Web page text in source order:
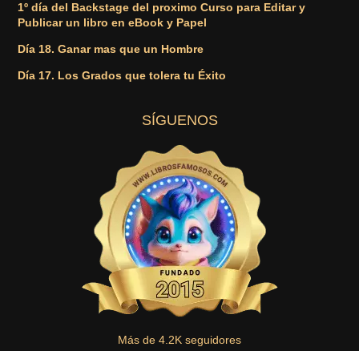
1º día del Backstage del proximo Curso para Editar y
Publicar un libro en eBook y Papel
Día 18. Ganar mas que un Hombre
Día 17. Los Grados que tolera tu Éxito
SÍGUENOS
Más de 4.2K seguidores